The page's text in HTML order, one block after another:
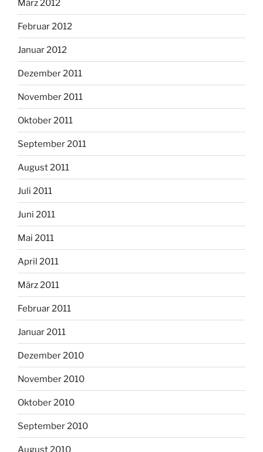
März 2012
Februar 2012
Januar 2012
Dezember 2011
November 2011
Oktober 2011
September 2011
August 2011
Juli 2011
Juni 2011
Mai 2011
April 2011
März 2011
Februar 2011
Januar 2011
Dezember 2010
November 2010
Oktober 2010
September 2010
August 2010